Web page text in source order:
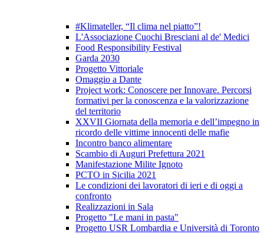
#Klimateller, “Il clima nel piatto”!
L'Associazione Cuochi Bresciani al de' Medici
Food Responsibility Festival
Garda 2030
Progetto Vittoriale
Omaggio a Dante
Project work: Conoscere per Innovare. Percorsi
formativi per la conoscenza e la valorizzazione
del territorio
XXVII Giornata della memoria e dell’impegno in
ricordo delle vittime innocenti delle mafie
Incontro banco alimentare
Scambio di Auguri Prefettura 2021
Manifestazione Milite Ignoto
PCTO in Sicilia 2021
Le condizioni dei lavoratori di ieri e di oggi a
confronto
Realizzazioni in Sala
Progetto "Le mani in pasta"
Progetto USR Lombardia e Università di Toronto